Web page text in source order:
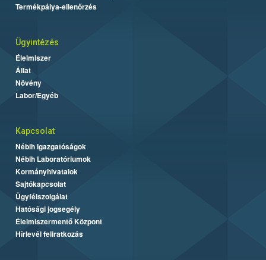
Termékpálya-ellenőrzés
Ügyintézés
Élelmiszer
Állat
Növény
Labor/Egyéb
Kapcsolat
Nébih Igazgatóságok
Nébih Laboratóriumok
Kormányhivatalok
Sajtókapcsolat
Ügyfélszolgálat
Hatósági jogsegély
Élelmiszermentő Központ
Hírlevél feliratkozás